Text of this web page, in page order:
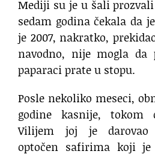
Mediji su je u šali
sedam godina čekala da
je 2007, nakratko,
navodno, nije mogla
paparaci prate u stopu.
Posle nekoliko meseci,
godine kasnije, tokom
Vilijem joj je darovao
optočen safirima koji je